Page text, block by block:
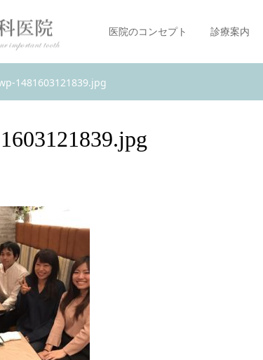
医院のコンセプト 診療案内
1481603121839.jpg